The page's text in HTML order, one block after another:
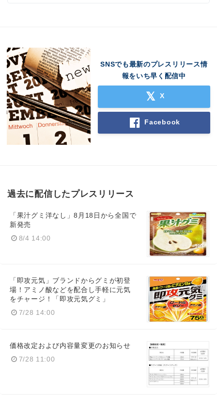
SNSでも最新のプレスリリース情
報をいち早く配信中
X
Facebook
過去に配信したプレスリリース
「果汁グミ洋なし」8月18日から全国で
新発売
8/4 14:00
「即攻元気」ブランドからグミが初登
場！アミノ酸などを配合し手軽に元気
をチャージ！「即攻元気グミ」
7/28 14:00
価格改定および内容量変更のお知らせ
7/28 11:00